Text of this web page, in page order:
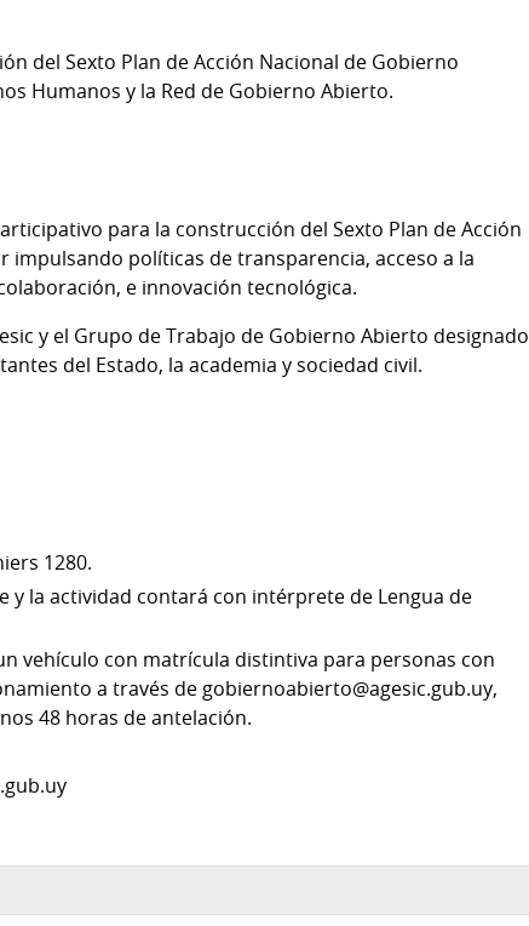
del Sexto Plan de Acción Nacional de Gobierno
Humanos y la Red de Gobierno Abierto.
para la construcción del Sexto Plan de Acción
políticas de transparencia, acceso a la
e innovación tecnológica.
y el Grupo de Trabajo de Gobierno Abierto designado
del Estado, la academia y sociedad civil.
1280.
y la actividad contará con intérprete de Lengua de
vehículo con matrícula distintiva para personas con
a través de gobiernoabierto@agesic.gub.uy,
48 horas de antelación.